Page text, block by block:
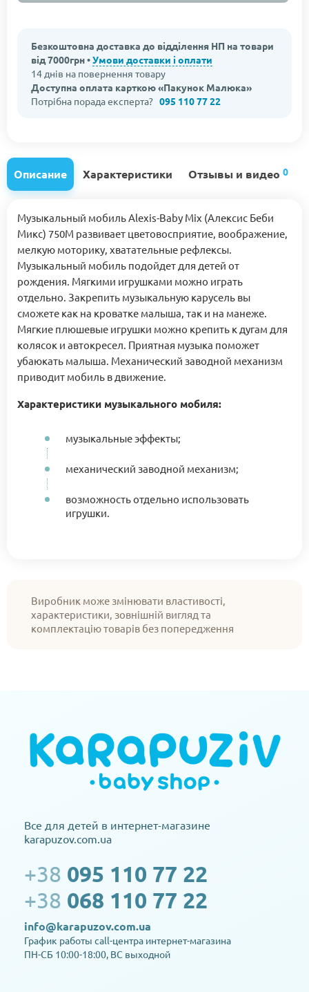
Безкоштовна доставка до відділення НП на товари
від 7000грн •Умови доставки і оплати
14 днів на повернення товару
Доступна оплата карткою «Пакунок Малюка»
Потрібна порада експерта? 095 110 77 22
Описание Характеристики Отзывы и видео 0
Музыкальный мобиль Alexis-Baby Mix (Алексис Беби
Микс) 750M развивает цветовосприятие, воображение,
мелкую моторику, хватательные рефлексы.
Музыкальный мобиль подойдет для детей от
рождения. Мягкими игрушками можно играть
отдельно. Закрепить музыкальную карусель вы
сможете как на кроватке малыша, так и на манеже.
Мягкие плюшевые игрушки можно крепить к дугам для
колясок и автокресел. Приятная музыка поможет
убаюкать малыша. Механический заводной механизм
приводит мобиль в движение.
Характеристики музыкального мобиля:
музыкальные эффекты;
механический заводной механизм;
возможность отдельно использовать
игрушки.
Виробник може змінювати властивості,
характеристики, зовнішній вигляд та
комплектацію товарів без попередження
Все для детей в интернет-магазине
karapuzov.com.ua
+38 095 110 77 22
+38 068 110 77 22
info@karapuzov.com.ua
График работы call-центра интернет-магазина
ПН-СБ 10:00-18:00, ВС выходной